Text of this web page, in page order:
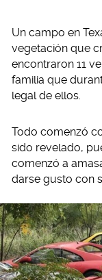
Un campo en
vegetación que
encontraron 11
familia que
legal de ellos.
Todo comenzó
sido revelado,
comenzó a
darse gusto con